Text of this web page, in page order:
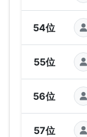
54位
55位
56位
57位